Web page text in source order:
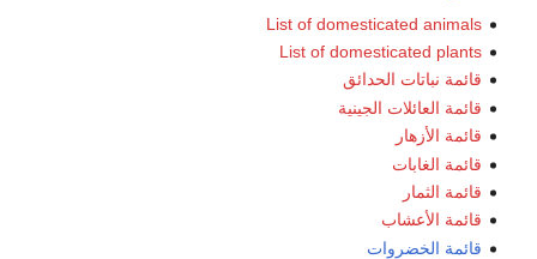
List of domesticated animals
List of domesticated plants
قائمة نباتات الحدائق
قائمة العائلات الجينية
قائمة الأزهار
قائمة الغابات
قائمة الثمار
قائمة الأعشاب
قائمة الخضروات